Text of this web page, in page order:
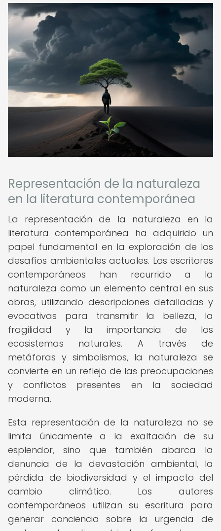
Representación de la naturaleza
en la literatura contemporánea
La representación de la naturaleza en la
literatura contemporánea ha adquirido un
papel fundamental en la exploración de los
desafíos ambientales actuales. Los escritores
contemporáneos han recurrido a la
naturaleza como un elemento central en sus
obras, utilizando descripciones detalladas y
evocativas para transmitir la belleza, la
fragilidad y la importancia de los
ecosistemas naturales. A través de
metáforas y simbolismos, la naturaleza se
convierte en un reflejo de las preocupaciones
y conflictos presentes en la sociedad
moderna.
Esta representación de la naturaleza no se
limita únicamente a la exaltación de su
esplendor, sino que también abarca la
denuncia de la devastación ambiental, la
pérdida de biodiversidad y el impacto del
cambio climático. Los autores
contemporáneos utilizan su escritura para
generar conciencia sobre la urgencia de